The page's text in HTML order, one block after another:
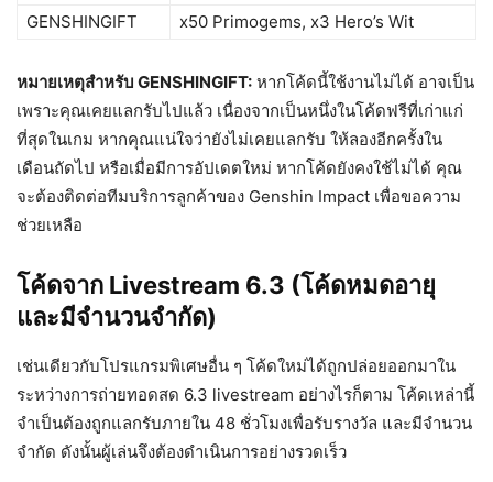
GENSHINGIFT
x50 Primogems, x3 Hero’s Wit
หมายเหตุสำหรับ GENSHINGIFT: หากโค้ดนี้ใช้งานไม่ได้ อาจเป็น
เพราะคุณเคยแลกรับไปแล้ว เนื่องจากเป็นหนึ่งในโค้ดฟรีที่เก่าแก่
ที่สุดในเกม หากคุณแน่ใจว่ายังไม่เคยแลกรับ ให้ลองอีกครั้งใน
เดือนถัดไป หรือเมื่อมีการอัปเดตใหม่ หากโค้ดยังคงใช้ไม่ได้ คุณ
จะต้องติดต่อทีมบริการลูกค้าของ Genshin Impact เพื่อขอความ
ช่วยเหลือ
โค้ดจาก Livestream 6.3 (โค้ดหมดอายุ
และมีจำนวนจำกัด)
เช่นเดียวกับโปรแกรมพิเศษอื่น ๆ โค้ดใหม่ได้ถูกปล่อยออกมาใน
ระหว่างการถ่ายทอดสด 6.3 livestream อย่างไรก็ตาม โค้ดเหล่านี้
จำเป็นต้องถูกแลกรับภายใน 48 ชั่วโมงเพื่อรับรางวัล และมีจำนวน
จำกัด ดังนั้นผู้เล่นจึงต้องดำเนินการอย่างรวดเร็ว